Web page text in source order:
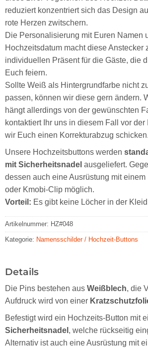
reduziert konzentriert sich das Design
rote Herzen zwitschern.
Die Personalisierung mit Euren Namen
Hochzeitsdatum macht diese Anstecker
individuellen Präsent für die Gäste, die
Euch feiern.
Sollte Weiß als Hintergrundfarbe nicht
passen, können wir diese gern ändern.
hängt allerdings von der gewünschten
kontaktiert Ihr uns in diesem Fall vor
wir Euch einen Korrekturabzug schicken.
Unsere Hochzeitsbuttons werden
mit Sicherheitsnadel ausgeliefert.
dessen auch eine Ausrüstung mit
oder Kmobi-Clip möglich.
Vorteil: Es gibt keine Löcher in der
Artikelnummer: HZ#048
Kategorie: Namensschilder / Hochzeit-Buttons
Details
Die Pins bestehen aus Weißblech, die
Aufdruck wird von einer
Befestigt wird ein Hochzeits-Button mit
Sicherheitsnadel , welche rückseitig
Alternativ ist auch eine Ausrüstung mit